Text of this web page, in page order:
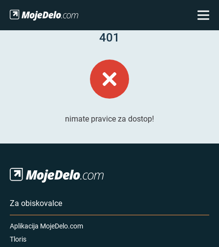
401
nimate pravice za dostop!
Za obiskovalce
Aplikacija MojeDelo.com
Tloris